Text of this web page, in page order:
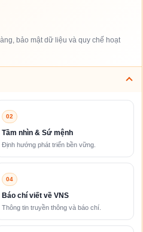
bảo mật dữ liệu và quy chế hoạt
02
Tầm nhìn & Sứ mệnh
Định hướng phát triển bền vững.
04
Báo chí viết về VNS
Thông tin truyền thông và báo chí.